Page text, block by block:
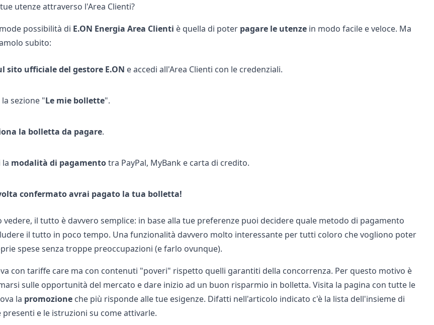
utenze attraverso l'Area Clienti?
possibilità di E.ON Energia Area Clienti è quella di poter pagare le utenze in modo facile e veloce. Ma
subito:
sito ufficiale del gestore E.ON e accedi all'Area Clienti con le credenziali.
la sezione "Le mie bollette".
la bolletta da pagare.
la modalità di pagamentotra PayPal, MyBank e carta di credito.
confermato avrai pagato la tua bolletta!
vedere, il tutto è davvero semplice: in base alla tue preferenze puoi decidere quale metodo di pagamento
il tutto in poco tempo. Una funzionalità davvero molto interessante per tutti coloro che vogliono poter
spese senza troppe preoccupazioni (e farlo ovunque).
con tariffe care ma con contenuti "poveri" rispetto quelli garantiti della concorrenza. Per questo motivo è
sulle opportunità del mercato e dare inizio ad un buon risparmio in bolletta. Visita la pagina con tutte le
la promozioneche più risponde alle tue esigenze. Difatti nell'articolo indicato c'è la lista dell'insieme di
presenti e le istruzioni su come attivarle.